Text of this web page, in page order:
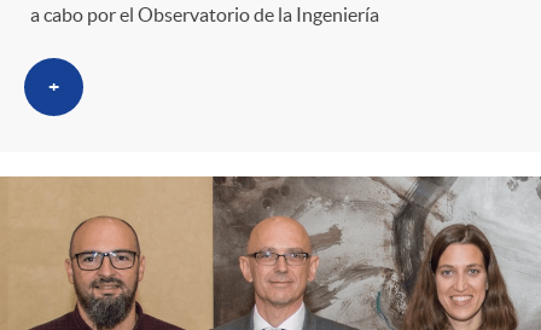
a cabo por el Observatorio de la Ingeniería
+